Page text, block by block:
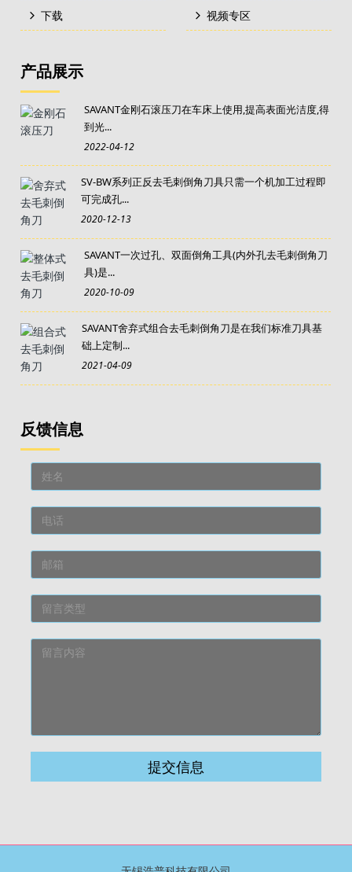
下载 视频专区
产品展示
SAVANT金刚石滚压刀在车床上使用,提高表面光洁度,得
到光...
2022-04-12
SV-BW系列正反去毛刺倒角刀具只需一个机加工过程即
可完成孔...
2020-12-13
SAVANT一次过孔、双面倒角工具(内外孔去毛刺倒角刀
具)是...
2020-10-09
SAVANT舍弃式组合去毛刺倒角刀是在我们标准刀具基
础上定制...
2021-04-09
反馈信息
提交信息